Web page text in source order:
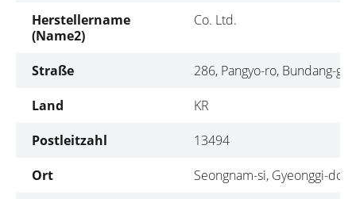
Herstellername
(Name2)
Co. Ltd.
Straße
286, Pangyo-ro, Bundang-gu
Land
KR
Postleitzahl
13494
Ort
Seongnam-si, Gyeonggi-do